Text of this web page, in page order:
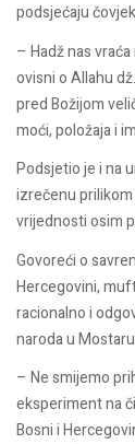
podsjećaju
– Hadž nas
ovisni o Allahu
pred Božijom
moći, položaja i
Podsjetio je i na
izrečenu
vrijednosti osim
Govoreći o
Hercegovini,
racionalno i
naroda u
– Ne smijemo
eksperiment na
Bosni i